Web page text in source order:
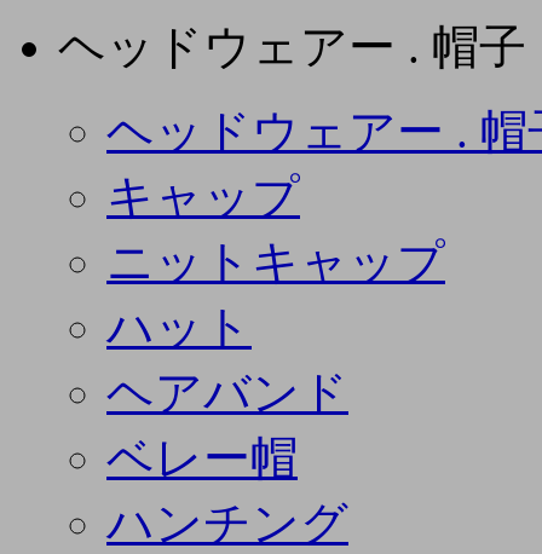
ヘッドウェアー . 帽子
ヘッドウェアー . 帽
キャップ
ニットキャップ
ハット
ヘアバンド
ベレー帽
ハンチング